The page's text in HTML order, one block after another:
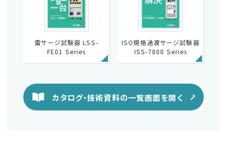
雷サージ試験器 LSS-
FE01 Series
ISO規格過渡サージ試験器
ISS-7800 Series
カタログ・技術資料の一覧画面を開く